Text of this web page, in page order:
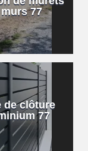
77
de clôture
77